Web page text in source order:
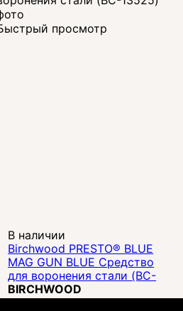
просмотр
В наличии
Birchwood PRESTO® BLUE
MAG GUN BLUE Средство
для воронения стали (BC-
13525)
BIRCHWOOD